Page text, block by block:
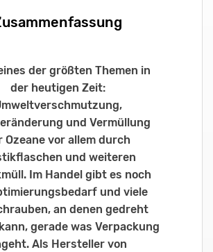
der größten Themen in
der heutigen Zeit:
und Vermüllung
Ozeane vor allem durch
und weiteren
Im Handel gibt es noch
und viele
an denen gedreht
gerade was Verpackung
Als Hersteller von